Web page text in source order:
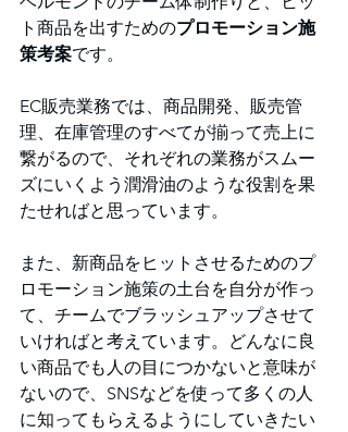
ト商品を出すためのプロモーション施
策考案です。
EC販売業務では、商品開発、販売管
理、在庫管理のすべてが揃って売上に
繋がるので、それぞれの業務がスムー
ズにいくよう潤滑油のような役割を果
たせればと思っています。
また、新商品をヒットさせるためのプ
ロモーション施策の土台を自分が作っ
て、チームでブラッシュアップさせて
いければと考えています。どんなに良
い商品でも人の目につかないと意味が
ないので、SNSなどを使って多くの人
に知ってもらえるようにしていきたい